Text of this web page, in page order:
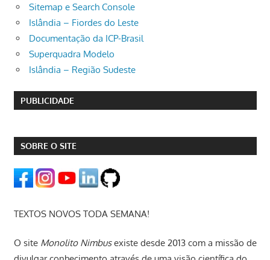
Sitemap e Search Console
Islândia – Fiordes do Leste
Documentação da ICP-Brasil
Superquadra Modelo
Islândia – Região Sudeste
PUBLICIDADE
SOBRE O SITE
TEXTOS NOVOS TODA SEMANA!
O site Monolito Nimbusexiste desde 2013 com a missão de